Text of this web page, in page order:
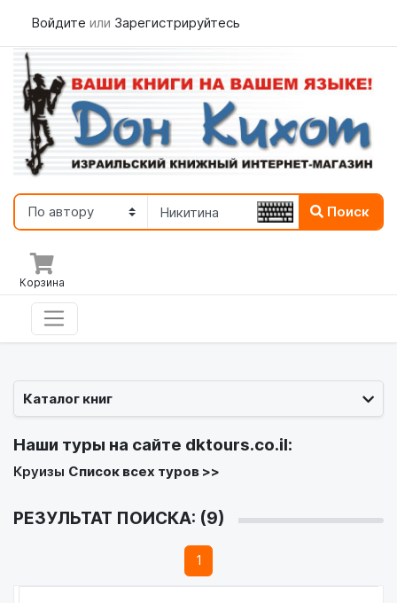
Войдите или Зарегистрируйтесь
Поиск
Корзина
Каталог книг
Наши туры на сайте dktours.co.il:
Круизы Список всех туров >>
РЕЗУЛЬТАТ ПОИСКА: (9)
1